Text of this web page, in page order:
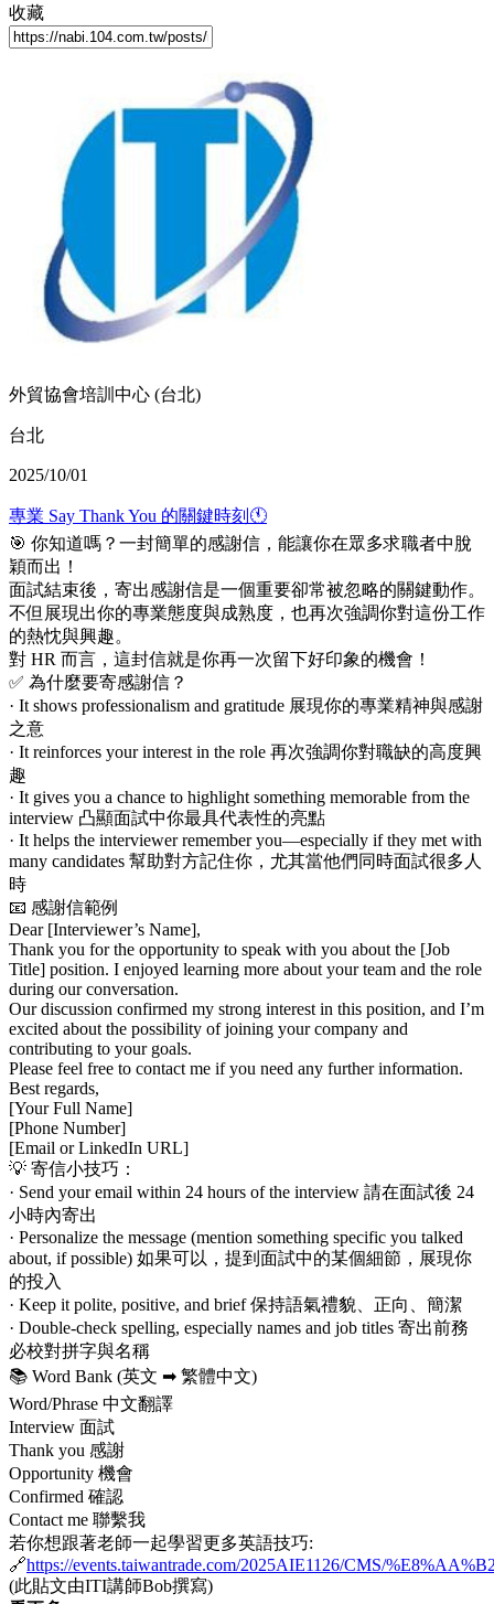
收藏
外貿協會培訓中心 (台北)
台北
2025/10/01
專業 Say Thank You 的關鍵時刻🕚
🎯 你知道嗎？一封簡單的感謝信，能讓你在眾多求職者中脫
穎而出！
面試結束後，寄出感謝信是一個重要卻常被忽略的關鍵動作。
不但展現出你的專業態度與成熟度，也再次強調你對這份工作
的熱忱與興趣。
對 HR 而言，這封信就是你再一次留下好印象的機會！
✅ 為什麼要寄感謝信？
· It shows professionalism and gratitude 展現你的專業精神與感謝
之意
· It reinforces your interest in the role 再次強調你對職缺的高度興
趣
· It gives you a chance to highlight something memorable from the
interview 凸顯面試中你最具代表性的亮點
· It helps the interviewer remember you—especially if they met with
many candidates 幫助對方記住你，尤其當他們同時面試很多人
時
📧 感謝信範例
Dear [Interviewer’s Name],
Thank you for the opportunity to speak with you about the [Job
Title] position. I enjoyed learning more about your team and the role
during our conversation.
Our discussion confirmed my strong interest in this position, and I’m
excited about the possibility of joining your company and
contributing to your goals.
Please feel free to contact me if you need any further information.
Best regards,
[Your Full Name]
[Phone Number]
[Email or LinkedIn URL]
💡 寄信小技巧：
· Send your email within 24 hours of the interview 請在面試後 24
小時內寄出
· Personalize the message (mention something specific you talked
about, if possible) 如果可以，提到面試中的某個細節，展現你
的投入
· Keep it polite, positive, and brief 保持語氣禮貌、正向、簡潔
· Double-check spelling, especially names and job titles 寄出前務
必校對拼字與名稱
📚 Word Bank (英文 ➡ 繁體中文)
Word/Phrase 中文翻譯
Interview 面試
Thank you 感謝
Opportunity 機會
Confirmed 確認
Contact me 聯繫我
若你想跟著老師一起學習更多英語技巧:
🔗https://events.taiwantrade.com/2025AIE1126/CMS/
(此貼文由ITI講師Bob撰寫)